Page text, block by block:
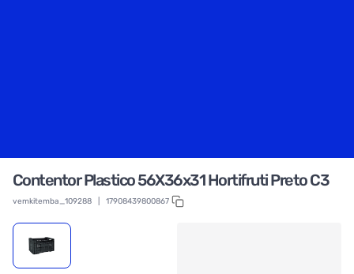
Contentor Plastico 56X36x31 Hortifruti Preto C3
vemkitemba_109288 17908439800867